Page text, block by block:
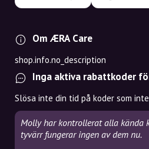
Om ÆRA Care
shop.info.no_description
Inga aktiva rabattkoder
Slösa inte din tid på koder som
Molly har kontrollerat alla kända
tyvärr fungerar ingen av dem nu.